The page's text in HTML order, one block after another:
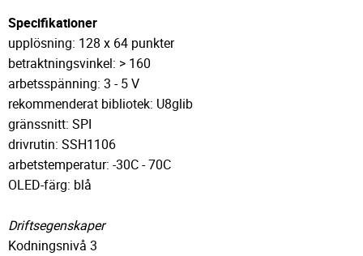
Specifikationer
upplösning: 128 x 64 punkter
betraktningsvinkel: > 160
arbetsspänning: 3 - 5 V
rekommenderat bibliotek: U8glib
gränssnitt: SPI
drivrutin: SSH1106
arbetstemperatur: -30C - 70C
OLED-färg: blå
Driftsegenskaper
Kodningsnivå 3